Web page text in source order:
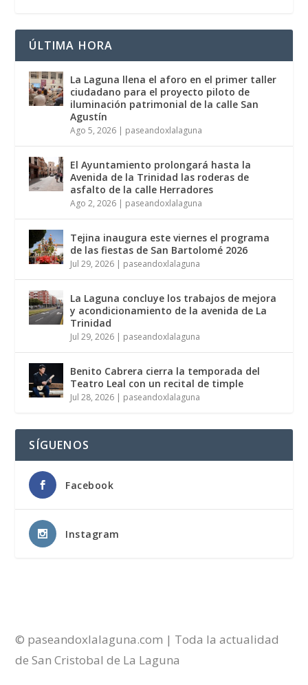
ÚLTIMA HORA
La Laguna llena el aforo en el primer taller
ciudadano para el proyecto piloto de
iluminación patrimonial de la calle San
Agustín
Ago 5, 2026 | paseandoxlalaguna
El Ayuntamiento prolongará hasta la
Avenida de la Trinidad las roderas de
asfalto de la calle Herradores
Ago 2, 2026 | paseandoxlalaguna
Tejina inaugura este viernes el programa
de las fiestas de San Bartolomé 2026
Jul 29, 2026 | paseandoxlalaguna
La Laguna concluye los trabajos de mejora
y acondicionamiento de la avenida de La
Trinidad
Jul 29, 2026 | paseandoxlalaguna
Benito Cabrera cierra la temporada del
Teatro Leal con un recital de timple
Jul 28, 2026 | paseandoxlalaguna
SÍGUENOS
Facebook
Instagram
© paseandoxlalaguna.com | Toda la actualidad
de San Cristobal de La Laguna